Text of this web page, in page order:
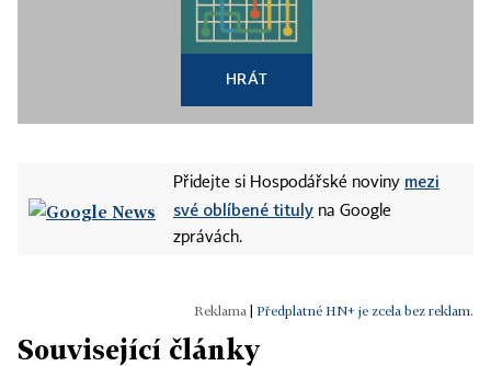
HRÁT
Přidejte si Hospodářské noviny mezi
své oblíbené tituly na Google
zprávách.
Předplatné HN+ je zcela bez reklam.
Související články